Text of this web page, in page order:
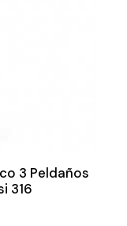
3 Peldaños
316